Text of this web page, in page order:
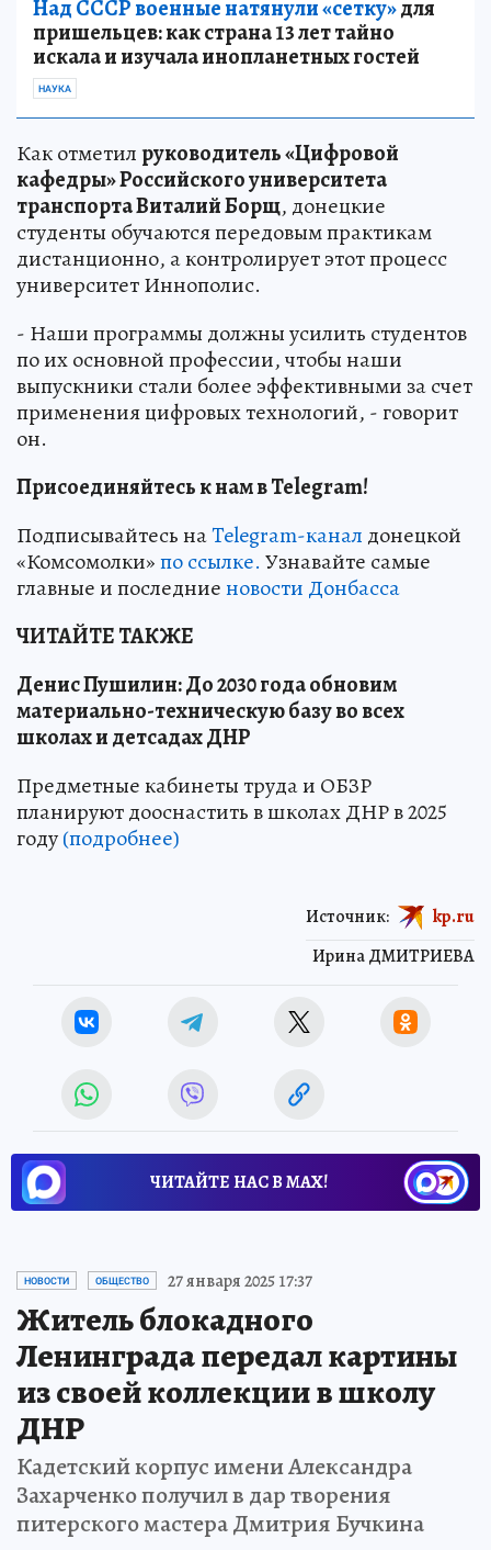
Над СССР военные натянули «сетку»для
пришельцев: как страна 13 лет тайно
искала и изучала инопланетных гостей
НАУКА
Как отметилруководитель «Цифровой
кафедры» Российского университета
транспорта Виталий Борщ, донецкие
студенты обучаются передовым практикам
дистанционно, а контролирует этот процесс
университет Иннополис.
- Наши программы должны усилить студентов
по их основной профессии, чтобы наши
выпускники стали более эффективными за счет
применения цифровых технологий, - говорит
он.
Присоединяйтесь к нам в Telegram!
Подписывайтесь наTelegram-канал донецкой
«Комсомолки»по ссылке. Узнавайте самые
главные и последниеновости Донбасса
ЧИТАЙТЕ ТАКЖЕ
Денис Пушилин: До 2030 года обновим
материально-техническую базу во всех
школах и детсадах ДНР
Предметные кабинеты труда и ОБЗР
планируют дооснастить в школах ДНР в 2025
году(подробнее)
Ирина ДМИТРИЕВА
Источник: kp.ru
ЧИТАЙТЕ НАС В МАХ!
НОВОСТИ ОБЩЕСТВО 27 января 2025 17:37
Житель блокадного
Ленинграда передал картины
из своей коллекции в школу
ДНР
Кадетский корпус имени Александра
Захарченко получил в дар творения
питерского мастера Дмитрия Бучкина